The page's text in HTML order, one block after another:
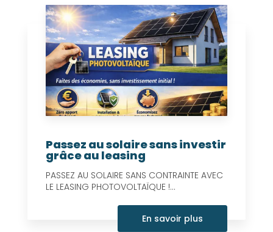
Passez au solaire sans investir
grâce au leasing
PASSEZ AU SOLAIRE SANS CONTRAINTE AVEC
LE LEASING PHOTOVOLTAÏQUE !...
En savoir plus